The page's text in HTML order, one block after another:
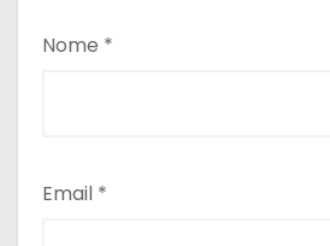
Nome *
Email *